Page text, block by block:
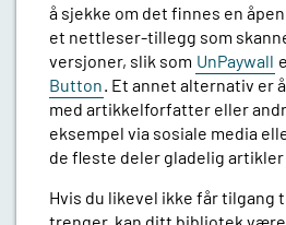
å sjekke om det finnes en
et nettleser-tillegg som
versjoner, slik som UnPaywall
Button. Et annet alternativ er
med artikkelforfatter eller
eksempel via sosiale media
de fleste deler gladelig artikler
Hvis du likevel ikke får tilgang